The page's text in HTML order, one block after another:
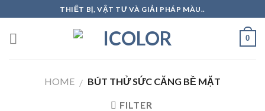
to
content
THIẾT BỊ, VẬT TƯ VÀ GIẢI PHÁP MÀU..
0
HOME / BÚT THỬ SỨC CĂNG BỀ MẶT
FILTER